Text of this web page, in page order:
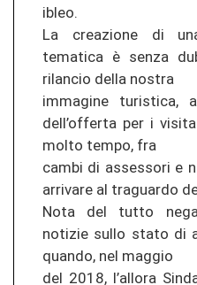
ibleo.
La creazione di
tematica è senza
rilancio della nostra
immagine turistica,
dell’offerta per i
molto tempo, fra
cambi di assessori e
arrivare al traguardo
Nota del tutto
notizie sullo stato di
quando, nel maggio
del 2018, l’allora